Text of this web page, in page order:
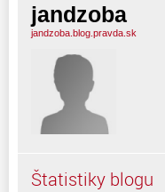
jandzoba
jandzoba.blog.pravda.sk
Štatistiky blogu